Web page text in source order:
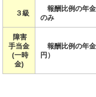
３級
報酬比例の年
のみ
障害
手当金
(一時
金)
報酬比例の年
円）